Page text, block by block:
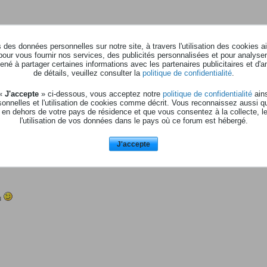
- Behringer FCB-1010 - M-Audio Uno
NT1-A
Overloud TH2, Overloud Mark Studio 1, AAS Ultra Analog VA-2, Sample Tank 2.5 L, Sonik Synth 2, Jamstix 3 Studio, Sonic
des données personnelles sur notre site, à travers l'utilisation des cookies
vous fournir nos services, des publicités personnalisées et pour
à partager certaines informations avec les partenaires publicitaires et
de détails, veuillez consulter la politique de confidentialité.
J'accepte » ci-dessous, vous acceptez notre politique de confidentialité
et l'utilisation de cookies comme décrit. Vous reconnaissez aussi
en dehors de votre pays de résidence et que vous consentez à la collecte,
l'utilisation de vos données dans le pays où ce forum est hébergé.
J'accepte